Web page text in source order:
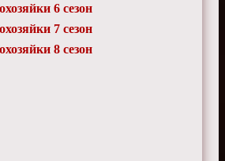
6 сезон
7 сезон
8 сезон